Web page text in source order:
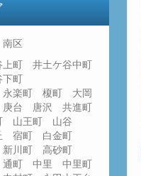
区
上町 井土ケ谷中町
下町
楽町 榎町 大岡
庚台 唐沢 共進町
山王町 山谷
宿町 白金町
川町 高砂町
通町 中里 中里町